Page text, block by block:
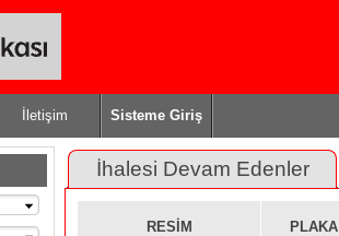
İletişim Sisteme Giriş
İhalesi Devam Edenler
RESİM PLAKA